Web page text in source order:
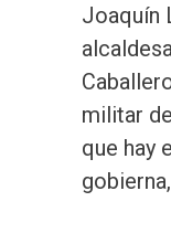
Joaquín
militar
que hay
gobierna,